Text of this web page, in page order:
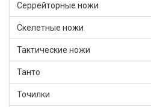
Серрейторные ножи
Скелетные ножи
Тактические ножи
Танто
Точилки